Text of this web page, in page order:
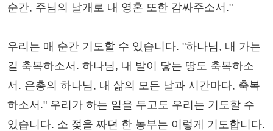
순간, 주님의 날개로 내 영혼 또한 감싸주소서."
우리는 매 순간 기도할 수 있습니다. "하나님, 내 가는
길 축복하소서. 하나님, 내 발이 닿는 땅도 축복하소
서. 은총의 하나님, 내 삶의 모든 날과 시간마다, 축복
하소서." 우리가 하는 일을 두고도 우리는 기도할 수
있습니다. 소 젖을 짜던 한 농부는 이렇게 기도합니다.